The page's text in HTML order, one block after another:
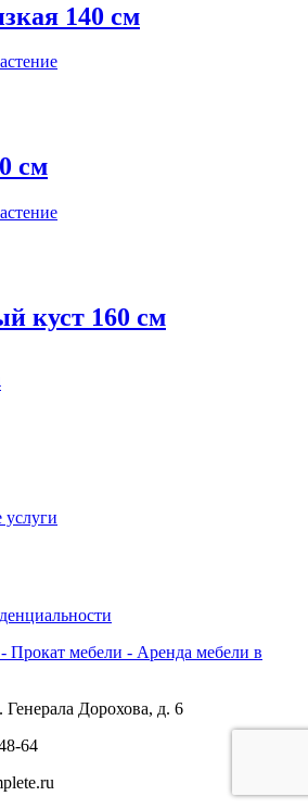
140 см
см
куст 160 см
Прокат мебели - Аренда мебели в
Дорохова, д. 6
64